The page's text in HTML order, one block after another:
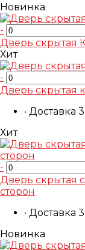
Новинка
-
Дверь скрытая
Хит
-
Дверь скрытая
• Доставка
Хит
-
Дверь скрытая
сторон
• Доставка
Новинка